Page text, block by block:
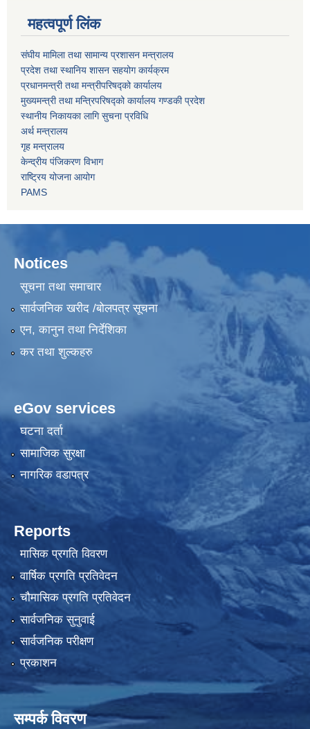
महत्वपूर्ण लिंक
संघीय मामिला तथा सामान्य प्रशासन मन्त्रालय
प्रदेश तथा स्थानिय शासन सहयोग कार्यक्रम
प्रधानमन्त्री तथा मन्त्रीपरिषद्को कार्यालय
मुख्यमन्त्री तथा मन्त्रिपरिषद्को कार्यालय गण्डकी प्रदेश
स्थानीय निकायका लागि सुचना प्रविधि
अर्थ मन्त्रालय
गृह मन्त्रालय
केन्द्रीय पंजिकरण विभाग
राष्ट्रिय योजना आयोग
PAMS
Notices
सूचना तथा समाचार
सार्वजनिक खरीद /बोलपत्र सूचना
एन, कानुन तथा निर्देशिका
कर तथा शुल्कहरु
eGov services
घटना दर्ता
सामाजिक सुरक्षा
नागरिक वडापत्र
Reports
मासिक प्रगति विवरण
वार्षिक प्रगति प्रतिवेदन
चौमासिक प्रगति प्रतिवेदन
सार्वजनिक सुनुवाई
सार्वजनिक परीक्षण
प्रकाशन
सम्पर्क विवरण